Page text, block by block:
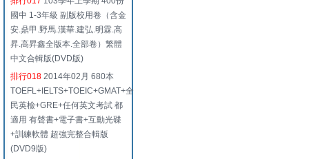
國中 1-3年級 副版校用卷（含金
安.鼎甲.野馬.漢華.建弘.明霖.高
昇.高昇鑫全版本.全部卷）繁體
中文合輯版(DVD版)
排行018 2014年02月 680本
TOEFL+IELTS+TOEIC+GMAT+全
民英檢+GRE+任何英文考試 都
適用 有聲書+電子書+互動光碟
+訓練軟體 超強完整合輯版
(DVD9版)